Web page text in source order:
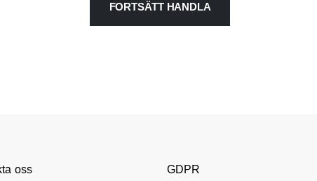
FORTSÄTT HANDLA
oss GDPR